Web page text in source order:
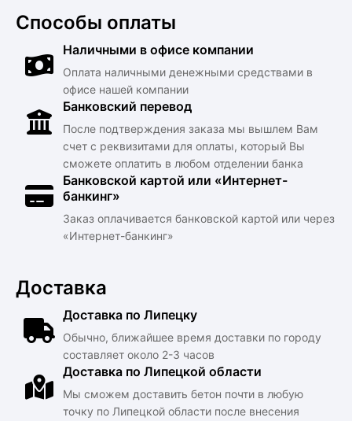
Способы оплаты
Наличными в офисе компании
Оплата наличными денежными средствами в
офисе нашей компании
Банковский перевод
После подтверждения заказа мы вышлем Вам
счет с реквизитами для оплаты, который Вы
сможете оплатить в любом отделении банка
Банковской картой или «Интернет-
банкинг»
Заказ оплачивается банковской картой или через
«Интернет-банкинг»
Доставка
Доставка по Липецку
Обычно, ближайшее время доставки по городу
составляет около 2-3 часов
Доставка по Липецкой области
Мы сможем доставить бетон почти в любую
точку по Липецкой области после внесения